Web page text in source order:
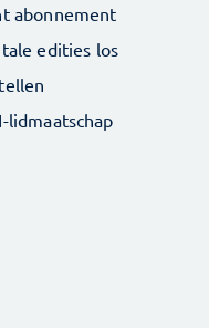
abonnement
edities los
lidmaatschap